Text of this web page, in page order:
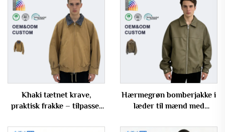
Khaki tætnet krave,
praktisk frakke – tilpasset
til mænd
Hærmegrøn bomberjakke i
læder til mænd med
overdimensioneret